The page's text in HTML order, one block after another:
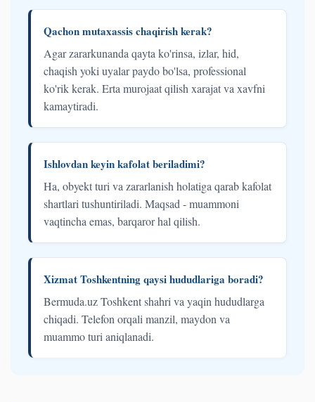
Qachon mutaxassis chaqirish kerak?
Agar zararkunanda qayta ko'rinsa, izlar, hid,
chaqish yoki uyalar paydo bo'lsa, professional
ko'rik kerak. Erta murojaat qilish xarajat va xavfni
kamaytiradi.
Ishlovdan keyin kafolat beriladimi?
Ha, obyekt turi va zararlanish holatiga qarab kafolat
shartlari tushuntiriladi. Maqsad - muammoni
vaqtincha emas, barqaror hal qilish.
Xizmat Toshkentning qaysi hududlariga boradi?
Bermuda.uz Toshkent shahri va yaqin hududlarga
chiqadi. Telefon orqali manzil, maydon va
muammo turi aniqlanadi.